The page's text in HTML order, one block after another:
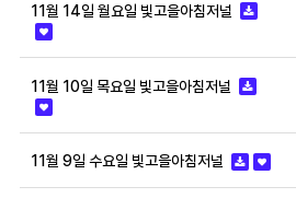
11월 14일 월요일 빛고을아침저널
11월 10일 목요일 빛고을아침저널
11월 9일 수요일 빛고을아침저널